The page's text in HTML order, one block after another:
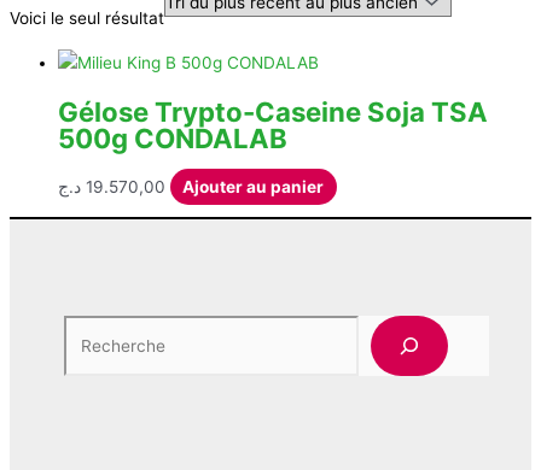
Voici le seul résultat
Gélose Trypto-Caseine Soja TSA
500g CONDALAB
19.570,00 د.ج Ajouter au panier